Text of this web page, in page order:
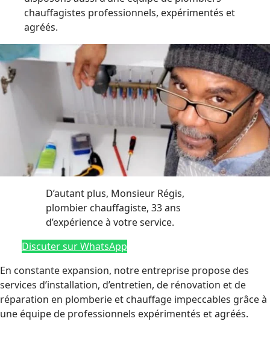
chauffagistes professionnels, expérimentés et
agréés.
D’autant plus, Monsieur Régis,
plombier chauffagiste, 33 ans
d’expérience à votre service.
Discuter sur WhatsApp
En constante expansion, notre entreprise propose des
services d’installation, d’entretien, de rénovation et de
réparation en plomberie et chauffage impeccables grâce à
une équipe de professionnels expérimentés et agréés.